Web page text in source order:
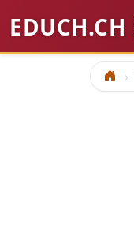
EDUCH.CH
Accueil